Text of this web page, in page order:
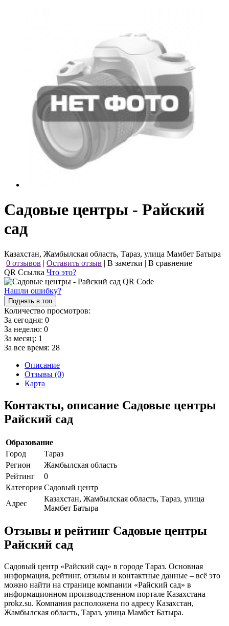
Садовые центры - Райский
сад
Казахстан, Жамбылская область, Тараз, улица Мамбет Батыра
0 отзывов | Оставить отзыв | В заметки | В сравнение
QR Ссылка Что это?
Нашли ошибку?
Поднять в топ
Количество просмотров:
За сегодня: 0
За неделю: 0
За месяц: 1
За все время: 28
Описание
Отзывы (0)
Карта
Контакты, описание Садовые центры
Райский сад
Образование
Город
Тараз
Регион
Жамбылская область
Рейтинг
0
Категория Садовый центр
Адрес
Казахстан, Жамбылская область, Тараз, улица
Мамбет Батыра
Отзывы и рейтинг Садовые центры
Райский сад
Садовый центр «Райский сад» в городе Тараз. Основная
информация, рейтинг, отзывы и контактные данные – всё это
можно найти на странице компании «Райский сад» в
информационном производственном портале Казахстана
prokz.su. Компания расположена по адресу Казахстан,
Жамбылская область, Тараз, улица Мамбет Батыра.